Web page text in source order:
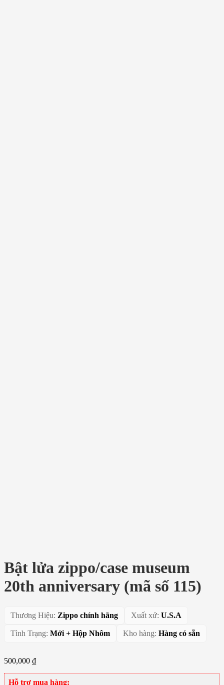
Bật lửa zippo/case museum
20th anniversary (mã số 115)
Thương Hiệu: Zippo chính hãng Xuất xứ: U.S.A
Tình Trạng: Mới + Hộp Nhôm Kho hàng: Hàng có sẵn
500,000 ₫
Hỗ trợ mua hàng: